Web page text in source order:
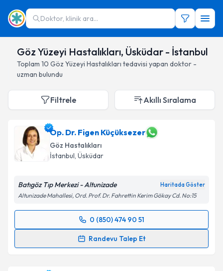
Doktor, klinik ara...
Göz Yüzeyi Hastalıkları, Üsküdar - İstanbul
Toplam 10 Göz Yüzeyi Hastalıkları tedavisi yapan doktor -
uzman bulundu
Filtrele Akıllı Sıralama
Op. Dr. Figen Küçüksezer
Göz Hastalıkları
İstanbul, Üsküdar
Batıgöz Tıp Merkezi - Altunizade Haritada Göster
Altunizade Mahallesi, Ord. Prof. Dr. Fahrettin Kerim Gökay Cd. No:15
0 (850) 474 90 51
Randevu Talep Et
Randevu Takvimi Talebi